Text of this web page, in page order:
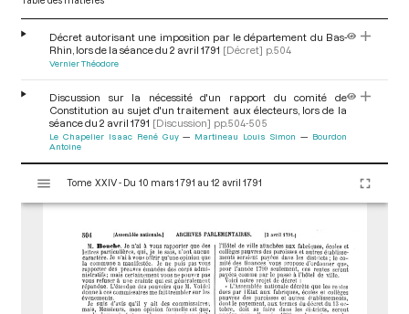
Décret autorisant une imposition par le département du Bas-
Rhin, lors de la séance du 2 avril 1791 [Décret] p.504
Vernier Théodore
Discussion sur la nécessité d'un rapport du comité de
Constitution au sujet d'un traitement aux électeurs, lors de la
séance du 2 avril 1791 [Discussion] pp.504-505
Le Chapelier Isaac René Guy Martineau Louis Simon
Bourdon
Antoine
s
Tome XXIV - Du 10 mars 1791 au 12 avril 1791